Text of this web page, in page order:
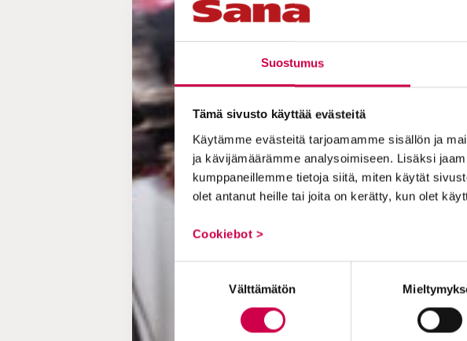
Suostumus
Tämä sivusto käyttää evästeitä
Käytämme evästeitä tarjoamamme sisällön ja
ja kävijämäärämme analysoimiseen. Lisäksi
kumppaneillemme tietoja siitä, miten käytät
olet antanut heille tai joita on kerätty, kun olet
Cookiebot >
Välttämätön